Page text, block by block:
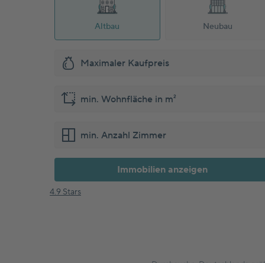
Immobilie als Kapitalanlage
Steuern
Immobiliensuche
Kundengeschichten
Marktnews
Versicherung
Altbau Neubau
Immobilien anzeigen